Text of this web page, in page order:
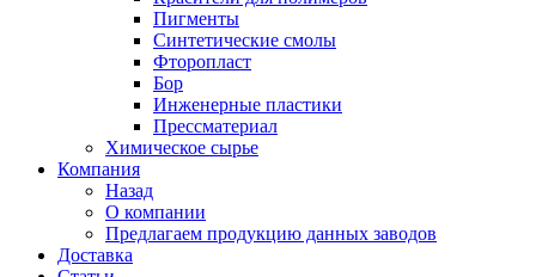
Пигменты
Синтетические смолы
Фторопласт
Бор
Инженерные пластики
Прессматериал
Химическое сырье
Компания
Назад
О компании
Предлагаем продукцию данных заводов
Доставка